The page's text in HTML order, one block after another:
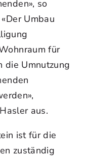
so
Umbau
für
die Umnutzung
aus.
ist für die
zuständig